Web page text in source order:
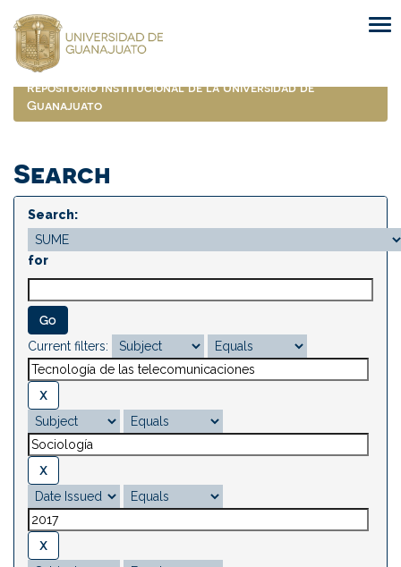
navigation
Repositorio Institucional de la Universidad de
Guanajuato
Search
Search:
for
Current filters: